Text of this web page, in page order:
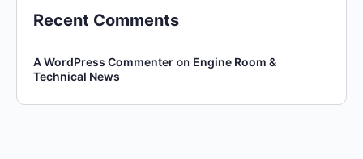
Recent Comments
A WordPress Commenter on Engine Room &
Technical News